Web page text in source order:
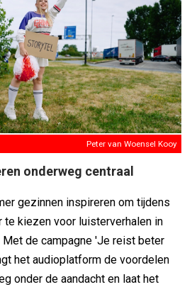
Peter van Woensel Kooy
onderweg centraal
gezinnen inspireren om tijdens
te kiezen voor luisterverhalen in
Met de campagne 'Je reist beter
het audioplatform de voordelen
onder de aandacht en laat het